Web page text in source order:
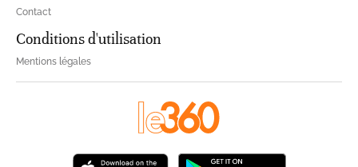
Contact
Conditions d'utilisation
Mentions légales